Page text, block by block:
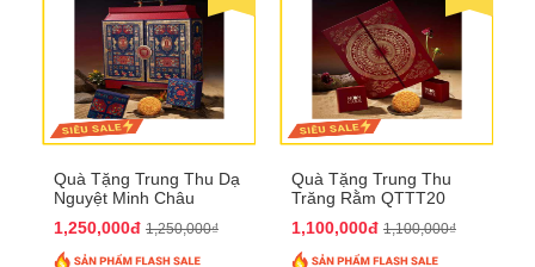
Quà Tặng Trung Thu Dạ
Nguyệt Minh Châu
1,250,000đ 1,250,000₫
Quà Tặng Trung Thu
Trăng Rằm QTTT20
1,100,000đ 1,100,000₫